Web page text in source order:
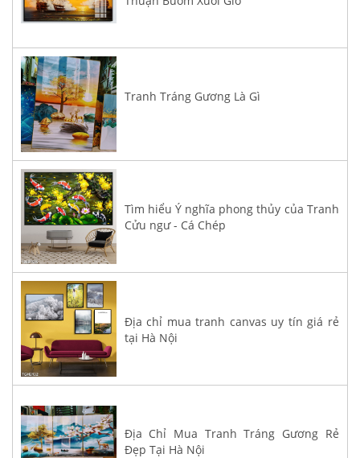
Tranh Tráng Gương Là Gì
Tìm hiểu Ý nghĩa phong thủy của Tranh
Cửu ngư - Cá Chép
Địa chỉ mua tranh canvas uy tín giá rẻ
tại Hà Nội
Địa Chỉ Mua Tranh Tráng Gương Rẻ
Đẹp Tại Hà Nội